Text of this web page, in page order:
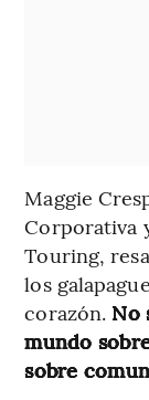
Maggie
Corporativa
Touring,
los
corazón. No
mundo
sobre